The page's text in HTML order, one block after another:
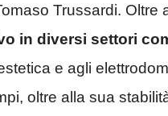
Trussardi. Oltre
in diversi settori
e agli
oltre alla sua